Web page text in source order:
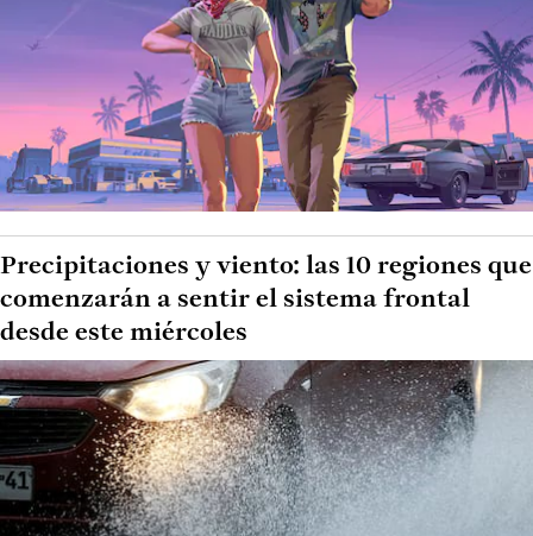
Precipitaciones y viento: las 10 regiones que
comenzarán a sentir el sistema frontal
desde este miércoles